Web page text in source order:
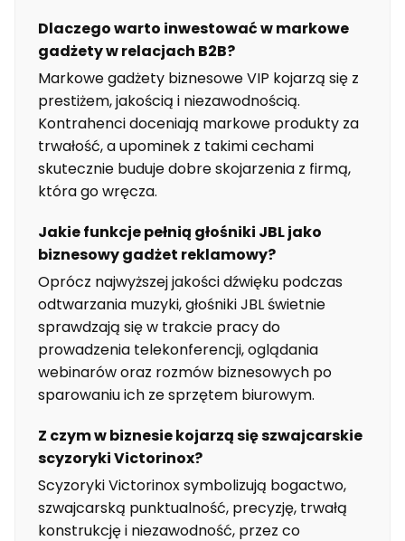
Dlaczego warto inwestować w markowe
gadżety w relacjach B2B?
Markowe gadżety biznesowe VIP kojarzą się z
prestiżem, jakością i niezawodnością.
Kontrahenci doceniają markowe produkty za
trwałość, a upominek z takimi cechami
skutecznie buduje dobre skojarzenia z firmą,
która go wręcza.
Jakie funkcje pełnią głośniki JBL jako
biznesowy gadżet reklamowy?
Oprócz najwyższej jakości dźwięku podczas
odtwarzania muzyki, głośniki JBL świetnie
sprawdzają się w trakcie pracy do
prowadzenia telekonferencji, oglądania
webinarów oraz rozmów biznesowych po
sparowaniu ich ze sprzętem biurowym.
Z czym w biznesie kojarzą się szwajcarskie
scyzoryki Victorinox?
Scyzoryki Victorinox symbolizują bogactwo,
szwajcarską punktualność, precyzję, trwałą
konstrukcję i niezawodność, przez co